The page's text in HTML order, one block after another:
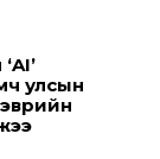
улсын